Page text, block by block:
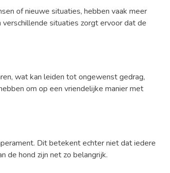
of nieuwe situaties, hebben vaak meer
situaties zorgt ervoor dat de
wat kan leiden tot ongewenst gedrag,
om op een vriendelijke manier met
Dit betekent echter niet dat iedere
de hond zijn net zo belangrijk.